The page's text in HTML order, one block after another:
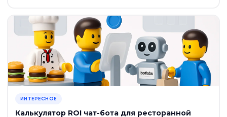
ИНТЕРЕСНОЕ
Калькулятор ROI чат-бота для ресторанной